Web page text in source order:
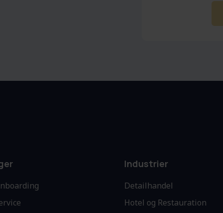
Industrier
Detailhandel
Hotel og Restauration